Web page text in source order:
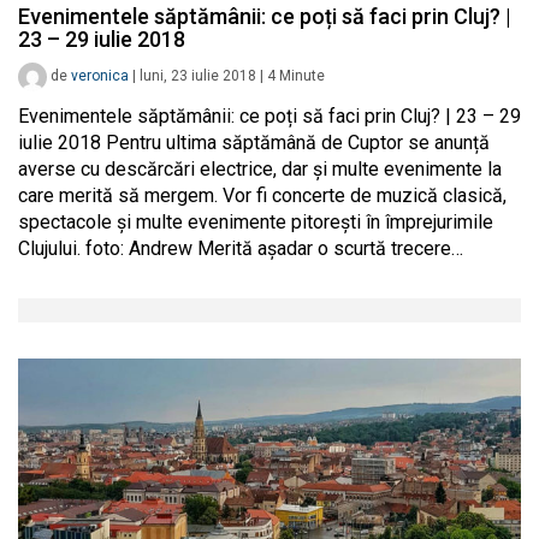
Evenimentele săptămânii: ce poți să faci prin Cluj? |
23 – 29 iulie 2018
de veronica luni, 23 iulie 2018 4 Minute
Evenimentele săptămânii: ce poți să faci prin Cluj? | 23 – 29
iulie 2018 Pentru ultima săptămână de Cuptor se anunță
averse cu descărcări electrice, dar și multe evenimente la
care merită să mergem. Vor fi concerte de muzică clasică,
spectacole și multe evenimente pitorești în împrejurimile
Clujului. foto: Andrew Merită așadar o scurtă trecere…